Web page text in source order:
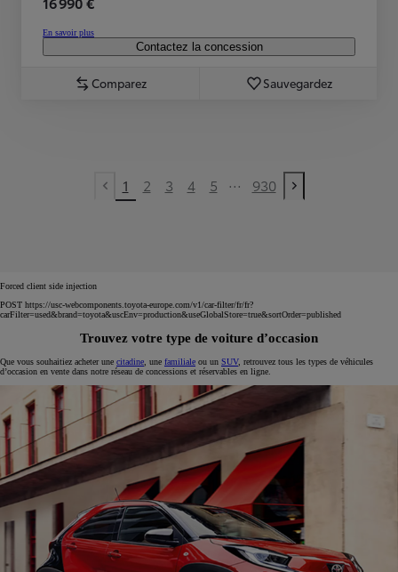
En savoir plus
Contactez la concession
Comparez Sauvegardez
Previous page
1 2 3 4 5 ... 930
Next page
Forced client side injection
POST https://usc-webcomponents.toyota-europe.com/v1/car-filter/fr/fr?
carFilter=used&brand=toyota&uscEnv=production&useGlobalStore=true&sortOrder=published
Trouvez votre type de voiture d’occasion
Que vous souhaitiez acheter une citadine , une familiale ou un SUV, retrouvez tous les types de véhicules
d’occasion en vente dans notre réseau de concessions et réservables en ligne.